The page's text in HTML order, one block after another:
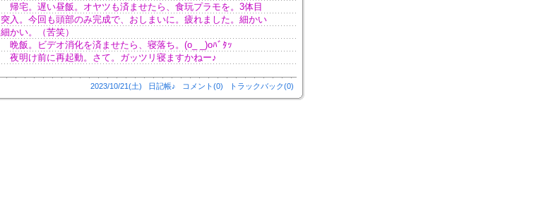
帰宅。遅い昼飯。オヤツも済ませたら、食玩プラモを。3体目
突入。今回も頭部のみ完成で、おしまいに。疲れました。細かい
細かい。（苦笑）
晩飯。ビデオ消化を済ませたら、寝落ち。(o_ _)oﾊﾞﾀｯ
夜明け前に再起動。さて。ガッツリ寝ますかねー♪
2023/10/21(土) 日記帳♪ コメント(0) トラックバック(0)